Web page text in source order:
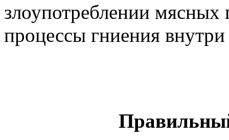
злоупотреблении
процессы гниения